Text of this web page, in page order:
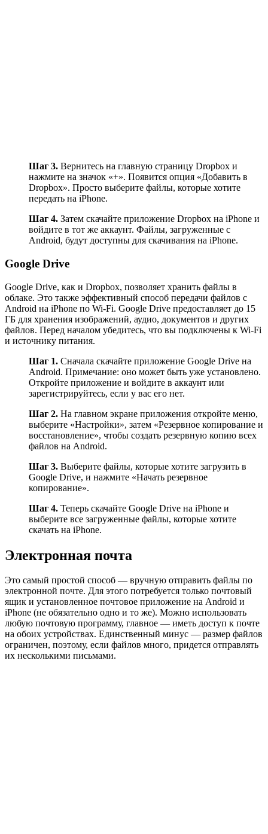
Шаг 3. Вернитесь на главную страницу Dropbox и
нажмите на значок «+». Появится опция «Добавить в
Dropbox». Просто выберите файлы, которые хотите
передать на iPhone.
Шаг 4. Затем скачайте приложение Dropbox на iPhone и
войдите в тот же аккаунт. Файлы, загруженные с
Android, будут доступны для скачивания на iPhone.
Google Drive
Google Drive, как и Dropbox, позволяет хранить файлы в
облаке. Это также эффективный способ передачи файлов с
Android на iPhone по Wi-Fi. Google Drive предоставляет до 15
ГБ для хранения изображений, аудио, документов и других
файлов. Перед началом убедитесь, что вы подключены к Wi-Fi
и источнику питания.
Шаг 1. Сначала скачайте приложение Google Drive на
Android. Примечание: оно может быть уже установлено.
Откройте приложение и войдите в аккаунт или
зарегистрируйтесь, если у вас его нет.
Шаг 2. На главном экране приложения откройте меню,
выберите «Настройки», затем «Резервное копирование и
восстановление», чтобы создать резервную копию всех
файлов на Android.
Шаг 3. Выберите файлы, которые хотите загрузить в
Google Drive, и нажмите «Начать резервное
копирование».
Шаг 4. Теперь скачайте Google Drive на iPhone и
выберите все загруженные файлы, которые хотите
скачать на iPhone.
Электронная почта
Это самый простой способ — вручную отправить файлы по
электронной почте. Для этого потребуется только почтовый
ящик и установленное почтовое приложение на Android и
iPhone (не обязательно одно и то же). Можно использовать
любую почтовую программу, главное — иметь доступ к почте
на обоих устройствах. Единственный минус — размер файлов
ограничен, поэтому, если файлов много, придется отправлять
их несколькими письмами.